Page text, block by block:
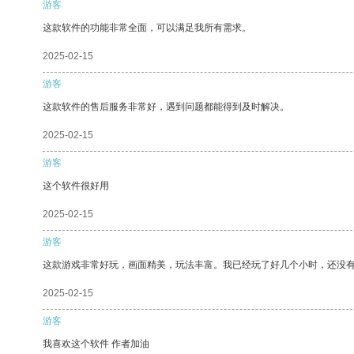
游客
这款软件的功能非常全面，可以满足我所有需求。
2025-02-15
游客
这款软件的售后服务非常好，遇到问题都能得到及时解决。
2025-02-15
游客
这个软件很好用
2025-02-15
游客
这款游戏非常好玩，画面精美，玩法丰富。我已经玩了好几个小时，还没
2025-02-15
游客
我喜欢这个软件 作者加油